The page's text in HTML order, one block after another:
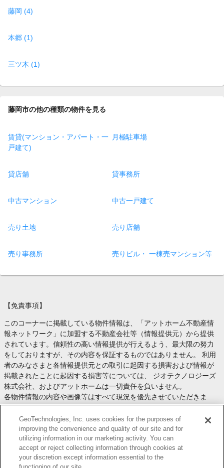
藤岡 (4)
本郷 (1)
三ツ木 (1)
藤岡市の他の種類の物件を見る
賃貸(マンション・アパート・一
戸建て)
月極駐車場
貸店舗 貸事務所
中古マンション 中古一戸建て
売り土地 売り店舗
売り事務所 売りビル・ 一棟売マンション等
【免責事項】
このコーナーに掲載している物件情報は、「アットホーム不動産情
報ネットワーク」に加盟する不動産会社等（情報提供元）から提供
されています。信頼性の高い情報提供が行えるよう、最大限の努力
をしておりますが、その内容を保証するものではありません。 利用
者のみなさまと各情報提供元との取引に起因する損害および情報が
掲載されたことに起因する損害等については、 ジオテクノロジーズ
株式会社、およびアットホームは一切責任を負いません。
各物件情報の内容や画像等はすべて現況を優先させていただきま
す。
お取引等（お取引の準備、資金調達等を含みます）の際には、内容
や契約条件等について、 各情報提供元より十分な説明を受け、ご自
身でご確認の上、判断してください。
このコーナーへの物件情報のご掲載、その他不動産業務ソリューシ
ョン等についての不動産会社様のお問合せはこちら
GeoTechnologies, Inc. uses cookies for the purposes of
improving the convenience and quality of our site and for
utilizing information in our marketing activity. You can
accept or reject collecting information through cookies at
your discretion except information essential to the